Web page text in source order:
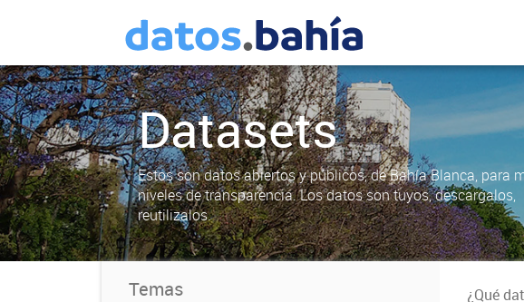
Datasets
Estos son datos abiertos y públicos, de Bahía Blanca, para
niveles de transparencia. Los datos son tuyos, descargalos,
reutilizalos.
Temas